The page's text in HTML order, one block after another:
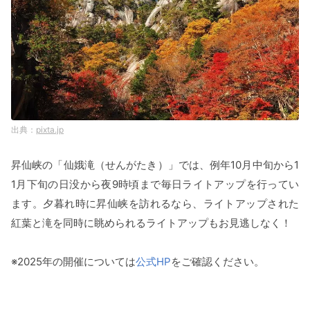
pixta.jp
昇仙峡の「仙娥滝（せんがたき）」では、例年10月中旬から1
1月下旬の日没から夜9時頃まで毎日ライトアップを行ってい
ます。夕暮れ時に昇仙峡を訪れるなら、ライトアップされた
紅葉と滝を同時に眺められるライトアップもお見逃しなく！
※2025年の開催については公式HPをご確認ください。